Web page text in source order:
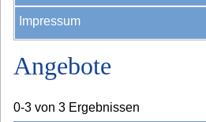
Impressum
Angebote
0-3 von 3 Ergebnissen